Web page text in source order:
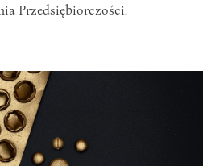
Przedsiębiorczości.